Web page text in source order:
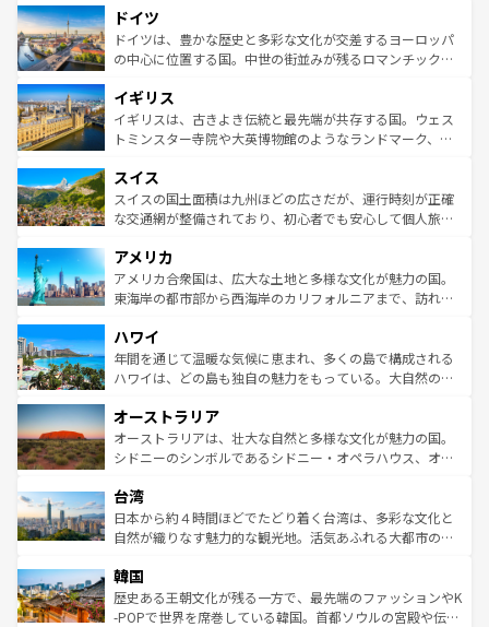
せる。地方によって風土や気候が異なるスペインはその個
性で訪れる人を魅了する。 なお、新着のスペイン情報は コ
ンテンツ一覧を参照してほしい。
で、幅広い魅力が詰まっている。華麗な宮殿、歴史的な大
聖堂、美しいビーチ、そして豊かな自然が、訪れる者を心
から魅了する。また、フランスは美食の国としても知ら
いる。シャンパンの発祥地であるランス、プロヴァンスの
香り高いラベンダー畑など、多彩な楽しみ方が可能だ。さ
らに、パリ以外の地域にも魅力が溢れており、どの街角に
れる地方に足を運ぶとそれぞれで全く異なる文化を体験で
きるだろう。 なお、新着のフランス情報はコンテンツ一覧
を参照してほしい。
ドイツ
ドイツは、豊かな歴史と多彩な文化が交差するヨーロッパ
の中心に位置する国。中世の街並みが残るロマンチック街
顔を持つこの国は、どこを歩いても飽きることがない。ベ
ルリンの文化的活気、バイエルン州のアルプスの絶景、そ
してライン川沿いのワイン畑といった風景は必見。ビール
は、お酒好きな人にはぜひ体験してほしい。 なお、新着の
ドイツ情報はコンテンツ一覧を参照してほしい。
イギリス
イギリスは、古きよき伝統と最先端が共存する国。ウェス
トミンスター寺院や大英博物館のようなランドマーク、歴
リアごとに異なる魅力がある。また、優雅なアフタヌーン
ティー、ビール好きにはたまらない英国パブ、サッカー観
戦など、本場だからこそできる体験も豊富。イギリスを旅
ンツ一覧を参照してほしい。
スイス
スイスの国土面積は九州ほどの広さだが、運行時刻が正確
な交通網が整備されており、初心者でも安心して個人旅行
の建物がそのまま残る町や、スイスならではのユニークな
博物館もあり、アルプス観光だけでなく町歩きも満喫する
ことができる。国民の所得が高いため物価も高いが、旅行
ば市内交通費無料で観光を楽しむこともできる。 なお、新
着のスイス情報はコンテンツ一覧 を参照してほしい。
アメリカ
アメリカ合衆国は、広大な土地と多様な文化が魅力の国。
東海岸の都市部から西海岸のカリフォルニアまで、訪れる
のような巨大都市は、観光、ショッピング、エンターテイ
ンメントが詰まった刺激的なスポットだ。一方、アメリカ
西部には大自然が広がり、グランドキャニオンやイエロー
部のニューオーリンズでは、音楽と美食が融合した独特の
文化が魅力。旅行者はアメリカの各地域で異なる魅力を楽
しみながら、その多様性と豊かな歴史を感じることができ
ならではの贅沢な旅のスタイルだ。 なお、新着のアメリカ
情報はコンテンツ一覧を参照してほしい。
ハワイ
年間を通じて温暖な気候に恵まれ、多くの島で構成される
ハワイは、どの島も独自の魅力をもっている。大自然の神
ワイ島は見逃せない。また、定番の観光地といえばオアフ
島だが、静かな自然を求めるならマウイ島やカウアイ島が
おすすめ。エメラルドグリーンに輝く海をはじめ、豊かな
れるおもてなしの心で訪れる人々を迎えてくれるハワイの
人々、おいしいローカルフードやハワイアンミュージッ
ク、伝統的なフラダンスなど、すべてがハワイの魅力を彩
ワイを、存分に味わってほしい。 なお、新着のハワイ情報
はコンテンツ一覧を参照してほしい。
オーストラリア
オーストラリアは、壮大な自然と多様な文化が魅力の国。
シドニーのシンボルであるシドニー・オペラハウス、オー
リアリーフや大陸中央部にそびえるウルル（エアーズロッ
ク）、タスマニアの美しい原生林やケアンズの熱帯雨林な
ど、見どころがたくさん。また、カフェやワイン、オージ
いる。アクティビティも充実しており、サーフィンやダイ
ビング、ハイキングなど、アウトドア好きにはたまらな
い。オーストラリアの多彩な魅力を存分に味わいつくそ
台湾
日本から約４時間ほどでたどり着く台湾は、多彩な文化と
自然が織りなす魅力的な観光地。活気あふれる大都市の台
ン）、静ひつな山岳地帯である台湾東部など、都市の喧騒
と山間の静けさが共存しており、訪れる人に新しい発見と
驚きをもたらしてくれる。また、奥深い台湾の食文化も魅
韓国
歴史ある王朝文化が残る一方で、最先端のファッションやK
-POPで世界を席巻している韓国。首都ソウルの宮殿や伝統